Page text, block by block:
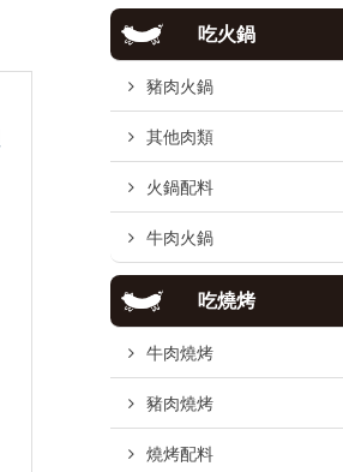
吃火鍋
豬肉火鍋
其他肉類
火鍋配料
牛肉火鍋
吃燒烤
牛肉燒烤
豬肉燒烤
燒烤配料